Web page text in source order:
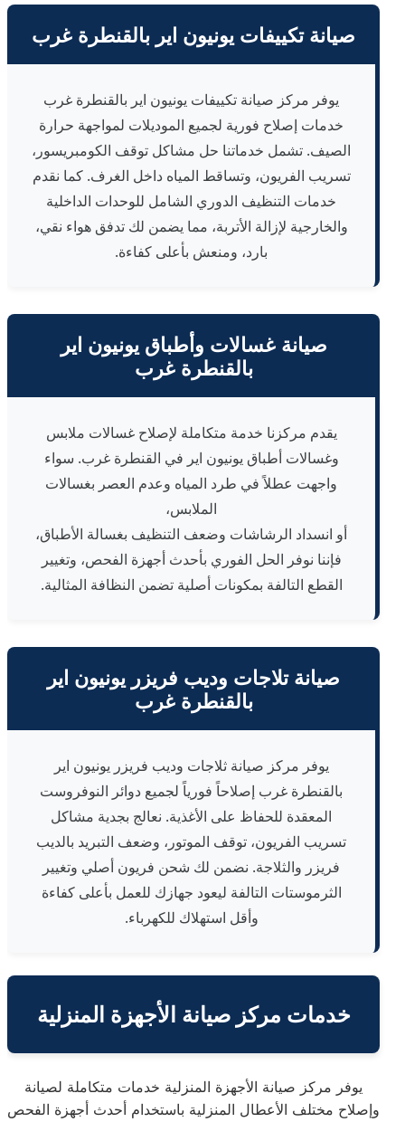
صيانة تكييفات يونيون اير بالقنطرة غرب
يوفر مركز صيانة تكييفات يونيون اير بالقنطرة غرب
خدمات إصلاح فورية لجميع الموديلات لمواجهة حرارة
الصيف. تشمل خدماتنا حل مشاكل توقف الكومبريسور،
تسريب الفريون، وتساقط المياه داخل الغرف. كما نقدم
خدمات التنظيف الدوري الشامل للوحدات الداخلية
والخارجية لإزالة الأتربة، مما يضمن لك تدفق هواء نقي،
بارد، ومنعش بأعلى كفاءة.
صيانة غسالات وأطباق يونيون اير
بالقنطرة غرب
يقدم مركزنا خدمة متكاملة لإصلاح غسالات ملابس
وغسالات أطباق يونيون اير في القنطرة غرب. سواء
واجهت عطلاً في طرد المياه وعدم العصر بغسالات
الملابس،
أو انسداد الرشاشات وضعف التنظيف بغسالة الأطباق،
فإننا نوفر الحل الفوري بأحدث أجهزة الفحص، وتغيير
القطع التالفة بمكونات أصلية تضمن النظافة المثالية.
صيانة تلاجات وديب فريزر يونيون اير
بالقنطرة غرب
يوفر مركز صيانة ثلاجات وديب فريزر يونيون اير
بالقنطرة غرب إصلاحاً فورياً لجميع دوائر النوفروست
المعقدة للحفاظ على الأغذية. نعالج بجدية مشاكل
تسريب الفريون، توقف الموتور، وضعف التبريد بالديب
فريزر والثلاجة. نضمن لك شحن فريون أصلي وتغيير
الثرموستات التالفة ليعود جهازك للعمل بأعلى كفاءة
وأقل استهلاك للكهرباء.
خدمات مركز صيانة الأجهزة المنزلية
يوفر مركز صيانة الأجهزة المنزلية خدمات متكاملة لصيانة
وإصلاح مختلف الأعطال المنزلية باستخدام أحدث أجهزة الفحص